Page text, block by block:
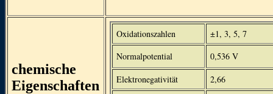
chemische
Eigenschaften
Oxidationszahlen
±1, 3, 5, 7
Normalpotential
0,536 V
Elektronegativität
2,66